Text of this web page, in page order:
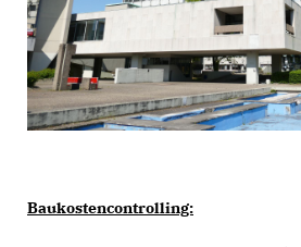
Baukostencontrolling: